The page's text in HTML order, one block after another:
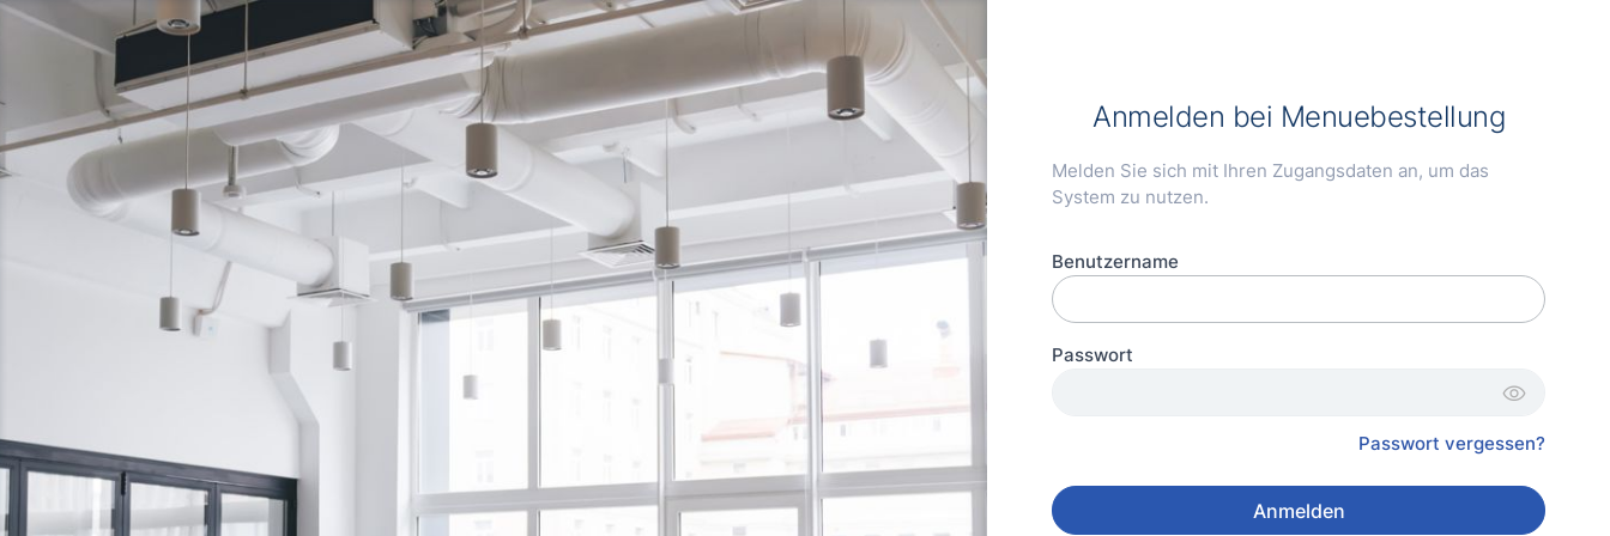
Anmelden bei Menuebestellung
Melden Sie sich mit Ihren Zugangsdaten an, um das
System zu nutzen.
Benutzername
Passwort
visibility
Passwort vergessen?
Anmelden